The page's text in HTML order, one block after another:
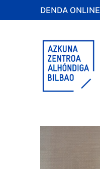
DENDA ONLINE